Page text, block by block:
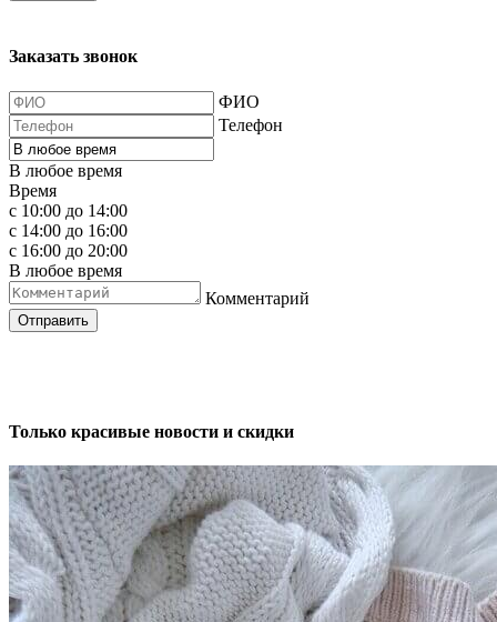
Заказать звонок
ФИО
Телефон
В любое время
Время
с 10:00 до 14:00
с 14:00 до 16:00
с 16:00 до 20:00
В любое время
Комментарий
Отправить
Только красивые новости и скидки